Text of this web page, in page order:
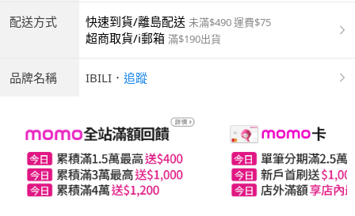
配送方式 快速到貨/離島配送 未滿$490 運費$75
超商取貨/i郵箱 滿$190出貨
品牌名稱 IBILI ． 追蹤